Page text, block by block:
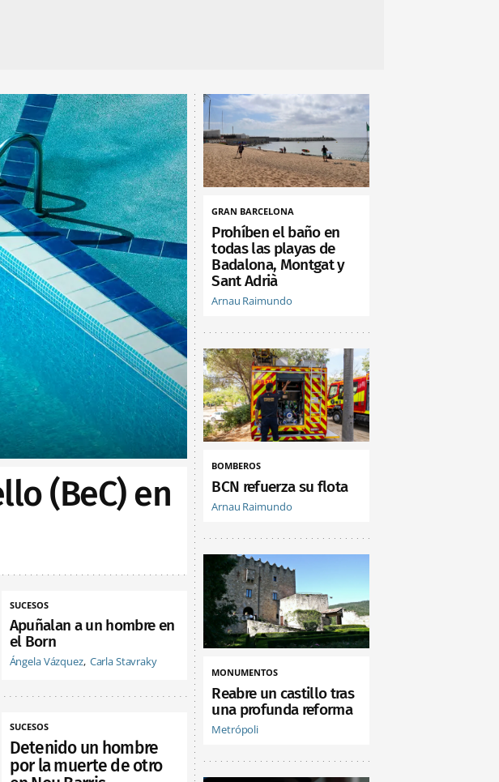
(BeC) en
SUCESOS
Apuñalan a un hombre en
el Born
Ángela Vázquez Carla Stavraky
SUCESOS
Detenido un hombre
por la muerte de otro
GRAN BARCELONA
Prohíben el baño en
todas las playas de
Badalona, Montgat y
Sant Adrià
Arnau Raimundo
BOMBEROS
BCN refuerza su flota
Arnau Raimundo
MONUMENTOS
Reabre un castillo tras
una profunda reforma
Metrópoli